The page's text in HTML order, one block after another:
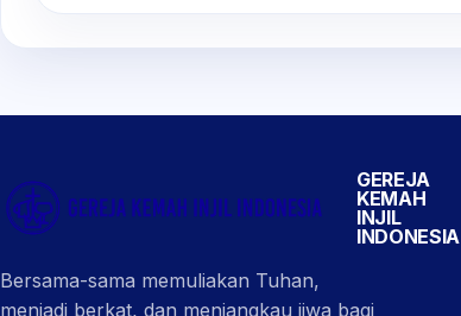
GEREJA
KEMAH
INJIL
INDONESIA
Bersama-sama memuliakan Tuhan,
menjadi berkat, dan menjangkau jiwa bagi